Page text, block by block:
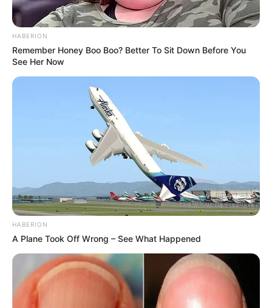
A capa está finalizada! Ficou linda, não é mesmo?
http://bornineightytwo.com/2013/11/21/diy-
iphone-case-pixar-inspired/
HABERION
Remember Honey Boo Boo? Better To Sit Down Before You
See Her Now
HABERION
A Plane Took Off Wrong – See What Happened